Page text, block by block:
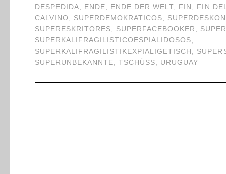
DESPEDIDA, ENDE, ENDE DER WELT, FIN , FIN
CALVINO , SUPERDEMOKRATICOS,
SUPERESKRITORES, SUPERFACEBOOKER ,
SUPERKALIFRAGILISTICOESPIALIDOSOS,
SUPERKALIFRAGILISTIKEXPIALIGETISCH ,
SUPERUNBEKANNTE, TSCHÜSS, URUGUAY